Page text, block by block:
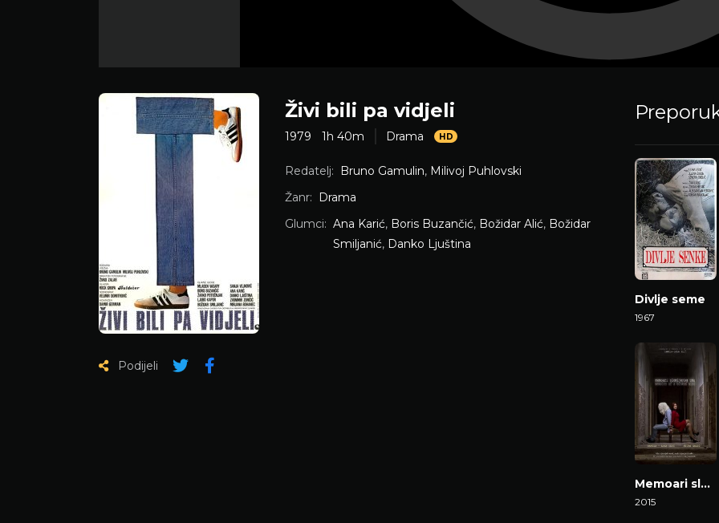
Živi bili pa vidjeli
1979 1h 40m Drama HD
Redatelj: Bruno Gamulin, Milivoj Puhlovski
Žanr:
Drama
Glumci: Ana Karić, Boris Buzančić, Božidar Alić, Božidar
Smiljanić, Danko Ljuština
Podijeli
Divlje seme
1967
Memoari slomljenog uma
2015